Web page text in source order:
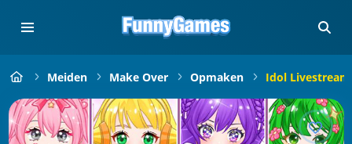
Meiden Make Over Opmaken Idol